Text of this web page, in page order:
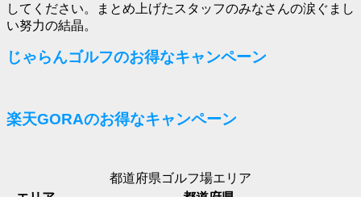
してください。まとめ上げたスタッフのみなさんの涙ぐまし
い努力の結晶。
じゃらんゴルフのお得なキャンペーン
楽天GORAのお得なキャンペーン
都道府県ゴルフ場エリア